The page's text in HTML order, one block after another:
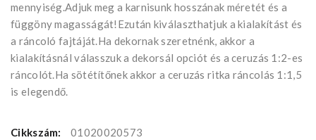
mennyiség.Adjuk meg a karnisunk hosszának méretét és a
függöny magasságát!Ezután kiválaszthatjuk a kialakítást és
a ráncoló fajtáját.Ha dekornak szeretnénk, akkor a
kialakításnál válasszuk a dekorsál opciót és a ceruzás 1:2-es
ráncolót.Ha sötétítőnek akkor a ceruzás ritka ráncolás 1:1,5
is elegendő.
Cikkszám:
01020020573